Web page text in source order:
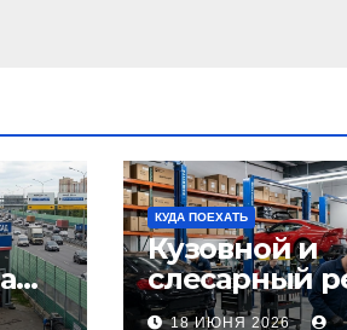
КУДА ПОЕХАТЬ
Кузовной и
слесарный
18 ИЮНЯ 2026